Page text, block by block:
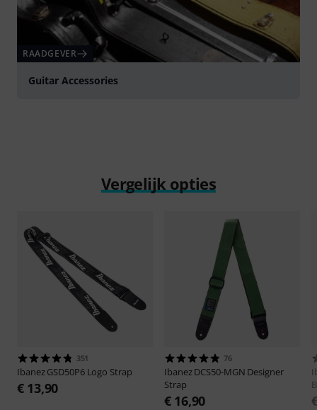
RAADGEVER
Guitar Accessories
Vergelijk opties
351
IbanezGSD50P6 Logo Strap
€ 13,90
76
IbanezDCS50-MGN Designer
Strap
€ 16,90
B